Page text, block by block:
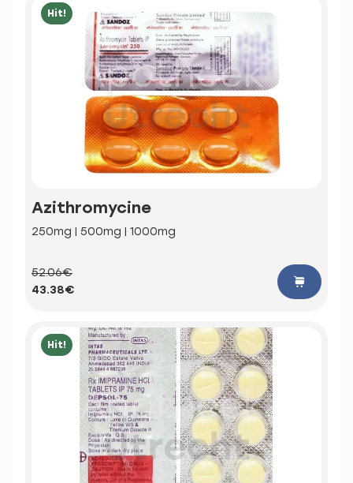
Hit!
Azithromycine
250mg | 500mg | 1000mg
52.06€
43.38€
Hit!